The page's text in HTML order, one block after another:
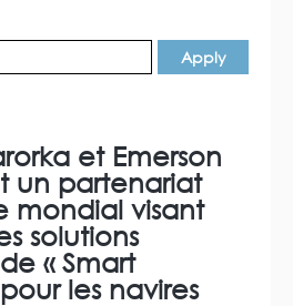
et Emerson
un partenariat
mondial visant
solutions
« Smart
les navires